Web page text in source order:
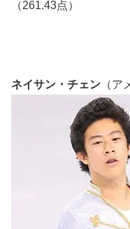
（261.43点）
ネイサン・チェン （ア